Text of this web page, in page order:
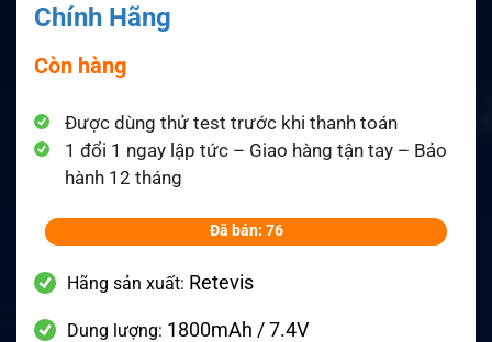
Chính Hãng
Còn hàng
Được dùng thử test trước khi thanh toán
1 đổi 1 ngay lập tức – Giao hàng tận tay – Bảo
hành 12 tháng
Đã bán: 76
Hãng sản xuất: Retevis
Dung lượng: 1800mAh / 7.4V